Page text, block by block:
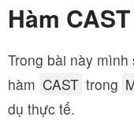
Hàm
Trong bài này
hàm CAST trong
dụ thực tế.